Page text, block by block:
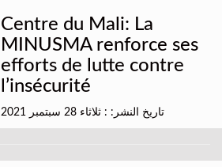
Centre du Mali: La
MINUSMA renforce ses
efforts de lutte contre
l’insécurité
تاريخ النشر: : ثلاثاء 28 سبتمبر 2021